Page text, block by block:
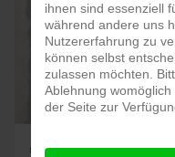
ihnen sind essenziell
während andere uns
Nutzererfahrung zu
können selbst
zulassen möchten.
Ablehnung
der Seite zur